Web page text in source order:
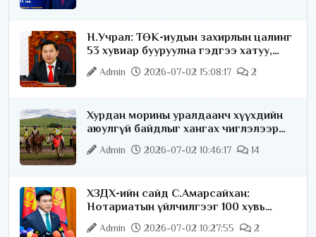
Н.Учрал: ТӨК-иудын захирлын цалинг
53 хувиар бууруулна гэдгээ хатуу,
хариуцлагатайгаар хэлье
Admin 2026-07-02 15:08:17 2
Хурдан морины уралдаанч хүүхдийн
аюулгүй байдлыг хангах чиглэлээр
ажиллаж байна
Admin 2026-07-02 10:46:17 14
ХЗДХ-ийн сайд С.Амарсайхан:
Нотариатын үйлчилгээг 100 хувь
цахимжуулна
Admin 2026-07-02 10:27:55 2